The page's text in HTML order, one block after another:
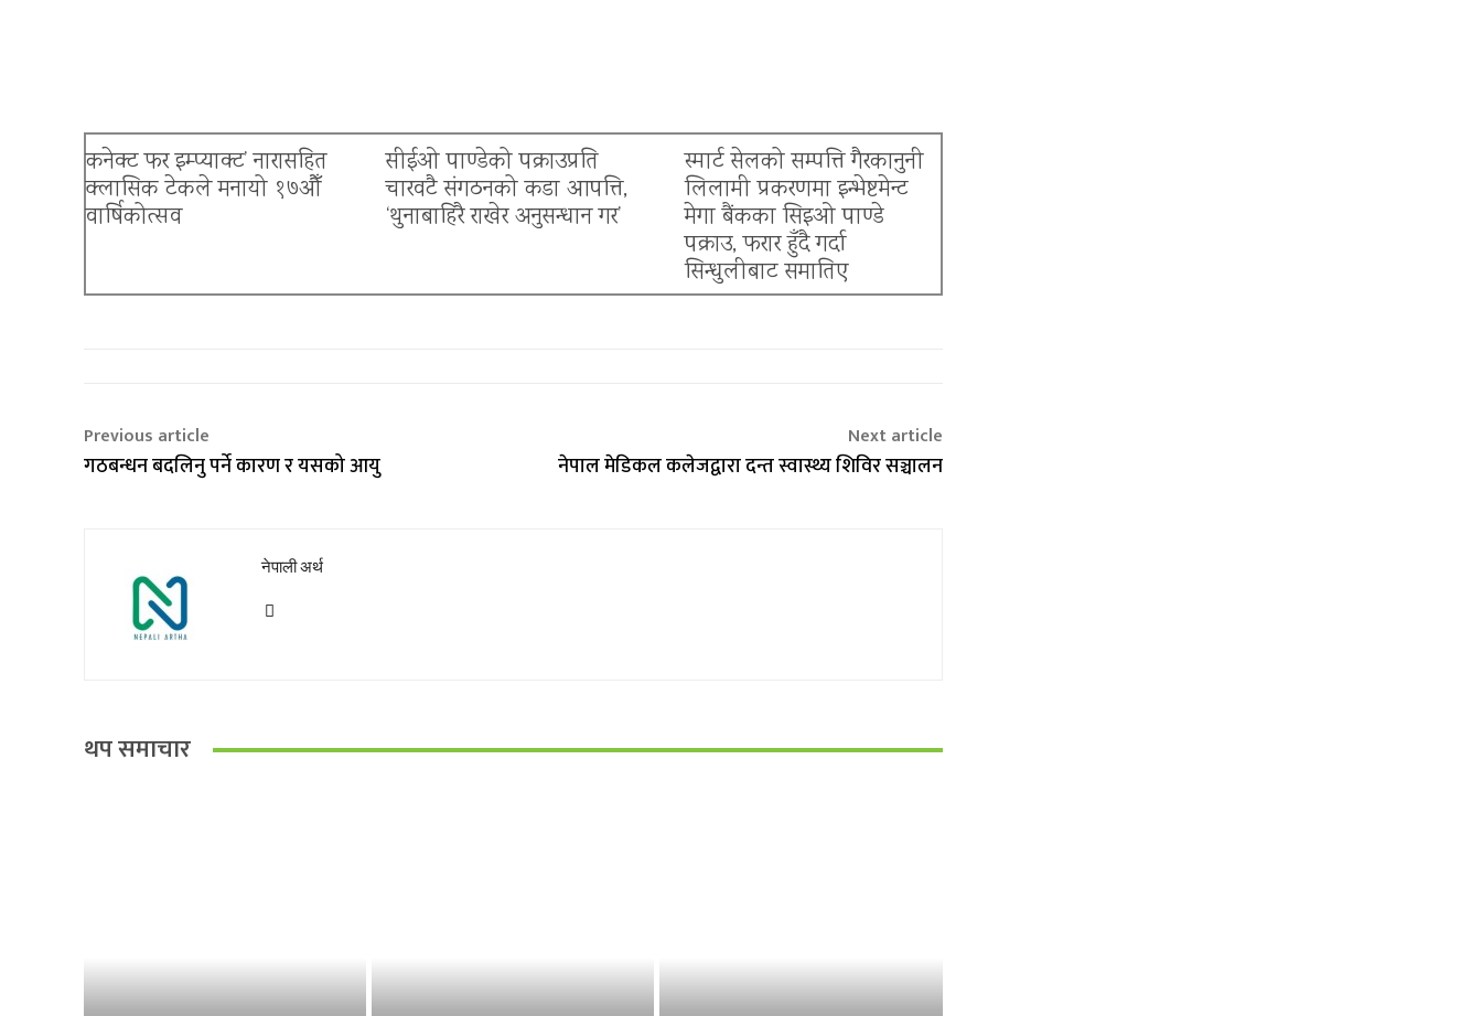
कनेक्ट फर इम्प्याक्ट’ नारासहित
क्लासिक टेकले मनायो १७औँ
वार्षिकोत्सव
सीईओ पाण्डेको पक्राउप्रति
चारवटै संगठनको कडा आपत्ति,
‘थुनाबाहिरै राखेर अनुसन्धान गर’
स्मार्ट सेलको सम्पत्ति गैरकानुनी
लिलामी प्रकरणमा इन्भेष्टमेन्ट
मेगा बैंकका सिइओ पाण्डे
पक्राउ, फरार हुँदै गर्दा
सिन्धुलीबाट समातिए
Previous article
गठबन्धन बदलिनु पर्ने कारण र यसको आयु
Next article
नेपाल मेडिकल कलेजद्वारा दन्त स्वास्थ्य शिविर सञ्चालन
नेपाली अर्थ
थप समाचार